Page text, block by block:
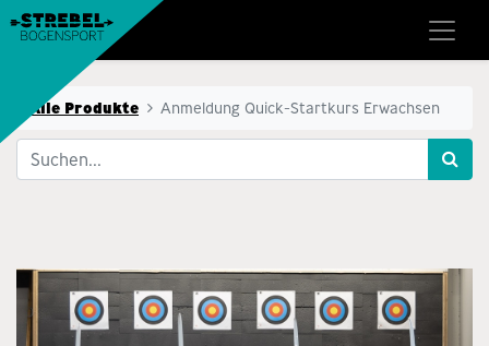
Alle Produkte Anmeldung Quick-Startkurs Erwachsen